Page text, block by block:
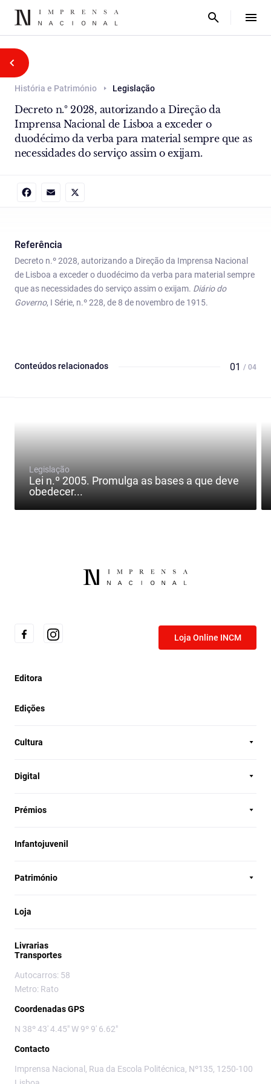
História e Património Legislação
Decreto n.º 2028, autorizando a Direção da
Imprensa Nacional de Lisboa a exceder o
duodécimo da verba para material sempre que as
necessidades do serviço assim o exijam.
Referência
Decreto n.º 2028, autorizando a Direção da Imprensa Nacional
de Lisboa a exceder o duodécimo da verba para material sempre
que as necessidades do serviço assim o exijam. Diário do
Governo, I Série, n.º 228, de 8 de novembro de 1915.
Conteúdos relacionados 01 / 04
Legislação
Lei n.º 2005. Promulga as bases a que deve
obedecer...
Loja Online INCM
Editora
Edições
Cultura
Digital
Prémios
Infantojuvenil
Património
Loja
Livrarias
Transportes
Autocarros: 58
Metro: Rato
Coordenadas GPS
N 38º 43' 4.45" W 9º 9' 6.62"
Contacto
Imprensa Nacional, Rua da Escola Politécnica, Nº135, 1250-100